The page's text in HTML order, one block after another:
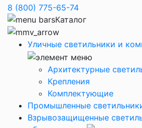
8 (800) 775-65-74
Каталог
Уличные светильники и
Архитектурные
Крепления
Комплектующие
Промышленные
Взрывозащищенные